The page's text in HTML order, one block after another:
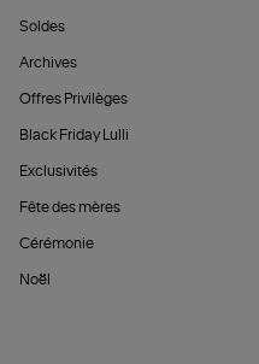
Soldes
Archives
Offres Privilèges
Black Friday Lulli
Exclusivités
Fête des mères
Cérémonie
Noël